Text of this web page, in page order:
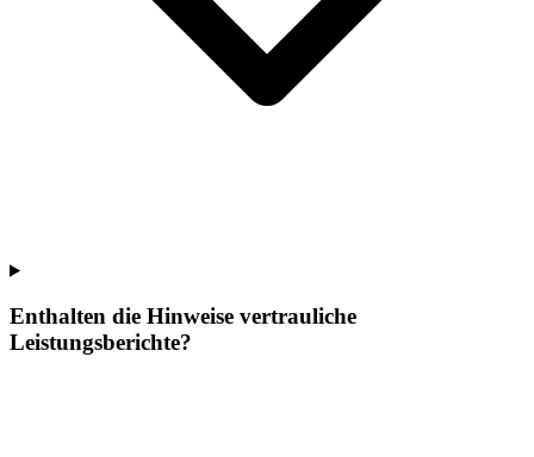
Enthalten die Hinweise vertrauliche
Leistungsberichte?